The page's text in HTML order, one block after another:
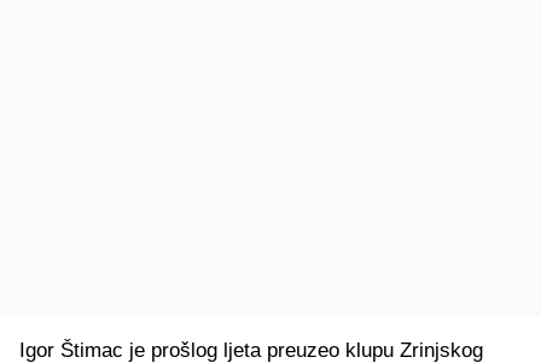
Igor Štimac je prošlog ljeta preuzeo klupu Zrinjskog